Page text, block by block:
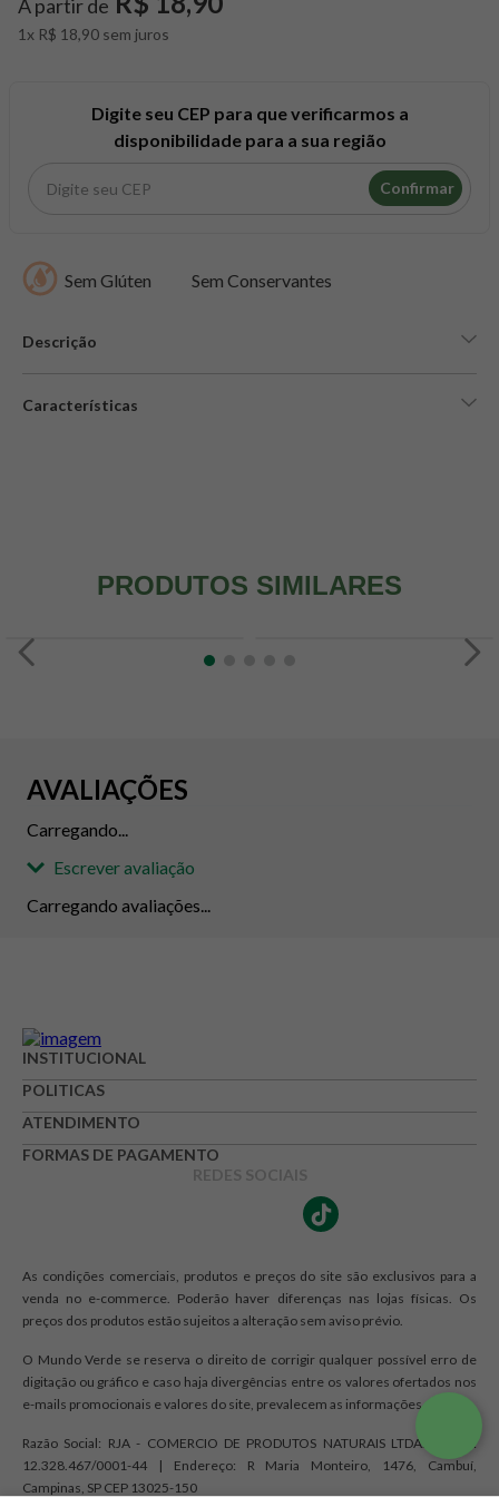
A partir de
1x R$ 18,90 sem juros
Digite seu CEP para que verificarmos a
disponibilidade para a sua região
Confirmar
Sem Glúten Sem Conservantes
Descrição
Características
PRODUTOS SIMILARES
AVALIAÇÕES
Carregando...
Escrever avaliação
Avalie o produto de 1 até 5 estrelas
★★★
Seu nome
Carregando avaliações...
INSTITUCIONAL
POLITICAS
ATENDIMENTO
FORMAS DE PAGAMENTO
REDES SOCIAIS
As condições comerciais, produtos e preços do site são exclusivos para a
venda no e-commerce. Poderão haver diferenças nas lojas físicas. Os
preços dos produtos estão sujeitos a alteração sem aviso prévio.
O Mundo Verde se reserva o direito de corrigir qualquer possível erro de
digitação ou gráfico e caso haja divergências entre os valores ofertados nos
e-mails promocionais e valores do site, prevalecem as informações do site.
Razão Social: RJA - COMERCIO DE PRODUTOS NATURAIS LTDA. | CNPJ:
12.328.467/0001-44 | Endereço: R Maria Monteiro, 1476, Cambuí,
Campinas, SP CEP 13025-150
8º snack proteico mundo verde
9 º psyllium